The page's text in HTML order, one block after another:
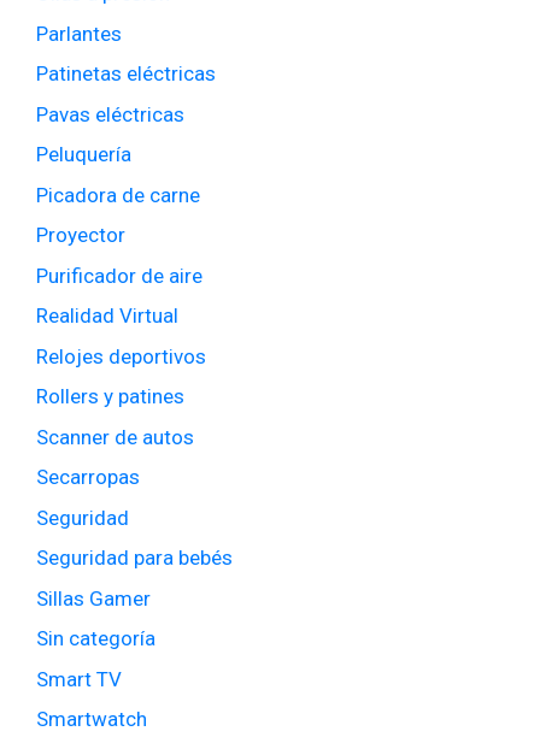
Parlantes
Patinetas eléctricas
Pavas eléctricas
Peluquería
Picadora de carne
Proyector
Purificador de aire
Realidad Virtual
Relojes deportivos
Rollers y patines
Scanner de autos
Secarropas
Seguridad
Seguridad para bebés
Sillas Gamer
Sin categoría
Smart TV
Smartwatch